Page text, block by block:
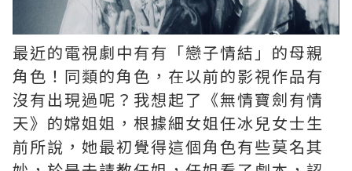
最近的電視劇中有有「戀子情結」的母親
角色！同類的角色，在以前的影視作品有
沒有出現過呢？我想起了《無情寶劍有情
天》的嫦姐姐，根據細女姐任冰兒女士生
前所說，她最初覺得這個角色有些莫名其